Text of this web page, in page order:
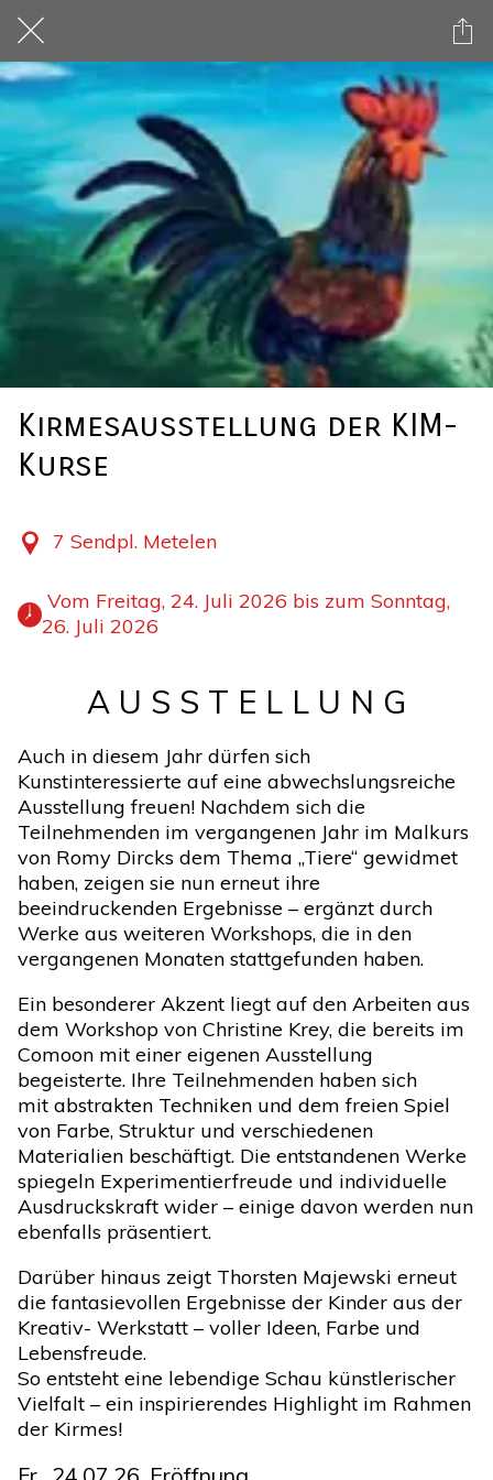
Kirmesausstellung der KIM-
Kurse
7 Sendpl. Metelen
26. Juli 2026
A U S S T E L L U N G
Auch in diesem Jahr dürfen sich
Kunstinteressierte auf eine abwechslungsreiche
Ausstellung freuen! Nachdem sich die
Teilnehmenden im vergangenen Jahr im Malkurs
von Romy Dircks dem Thema „Tiere“ gewidmet
haben, zeigen sie nun erneut ihre
beeindruckenden Ergebnisse – ergänzt durch
Werke aus weiteren Workshops, die in den
vergangenen Monaten stattgefunden haben.
Ein besonderer Akzent liegt auf den Arbeiten aus
dem Workshop von Christine Krey, die bereits im
Comoon mit einer eigenen Ausstellung
begeisterte. Ihre Teilnehmenden haben sich
mit abstrakten Techniken und dem freien Spiel
von Farbe, Struktur und verschiedenen
Materialien beschäftigt. Die entstandenen Werke
spiegeln Experimentierfreude und individuelle
Ausdruckskraft wider – einige davon werden nun
ebenfalls präsentiert.
Darüber hinaus zeigt Thorsten Majewski erneut
die fantasievollen Ergebnisse der Kinder aus der
Kreativ- Werkstatt – voller Ideen, Farbe und
Lebensfreude.
So entsteht eine lebendige Schau künstlerischer
Vielfalt – ein inspirierendes Highlight im Rahmen
der Kirmes!